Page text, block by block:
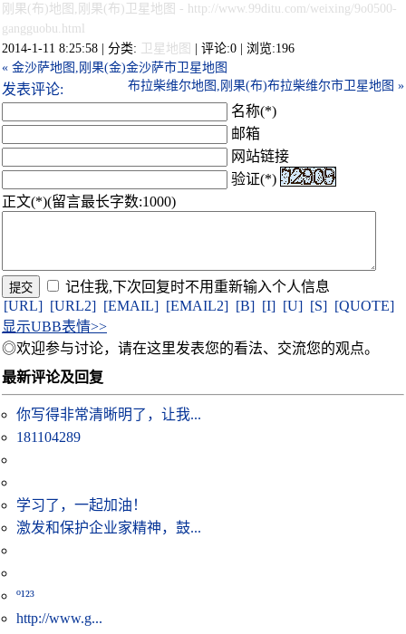
刚果(布)地图,刚果(布)卫星地图 - http://www.99ditu.com/weixing/9o0500-
gangguobu.html
2014-1-11 8:25:58 | 分类:
卫星地图 | 评论:0 | 浏览:196
« 金沙萨地图,刚果(金)金沙萨市卫星地图
布拉柴维尔地图,刚果(布)布拉柴维尔市卫星地图 »
发表评论:
名称(*)
邮箱
网站链接
验证(*)
正文(*)(留言最长字数:1000)
记住我,下次回复时不用重新输入个人信息
[URL] [URL2] [EMAIL] [EMAIL2] [B] [I] [U] [S] [QUOTE]
显示UBB表情>>
◎欢迎参与讨论，请在这里发表您的看法、交流您的观点。
最新评论及回复
你写得非常清晰明了，让我...
181104289
学习了，一起加油！
激发和保护企业家精神，鼓...
º¹²³
http://www.g...